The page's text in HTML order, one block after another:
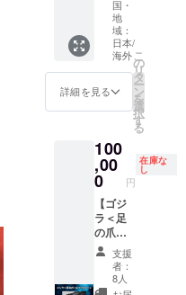
俗に反
する内
容や、
第三者
の権利
を侵害
すると
判断し
は掲載
を見送
らせて
いただ
きま
す。 ※
お名前
の掲載
は、複
数コー
スをご
書 2.支
援者限
定活動
報告閲
覧権 3.
クラ
ファン
限定壁
タ（PC
/ モバイ
ル） 4.
メイキ
ング・
場面写
データ
5.設定
資料集
データ
（PDF
English
descrip
tions
for the
reward
content
s and
conditio
ns are
not
listed
here.
Please
be sure
to
check
main
shippin
English
setup is
in
progres
s.
Please
the
"Rewar
d"
section
in the
main
text for
now!
*Please
note
that the
国・
地
域：
日本/
海外
詳細を見る
こ
の
リ
タ
ー
ン
を
選
択
す
る
100
,00
0 円
在庫な
し
【ゴジ
ラ＜足
の爪＞
レプリ
カコー
ス／
Godzilla
支援
者：
8人